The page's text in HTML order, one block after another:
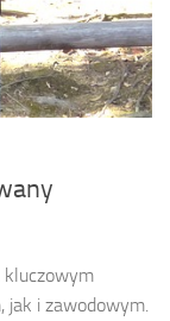
kluczowym
i zawodowym.